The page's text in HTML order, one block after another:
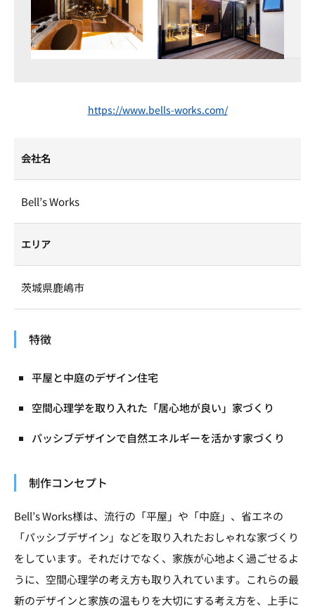
https://www.bells-works.com/
会社名
Bell’s Works
エリア
茨城県鹿嶋市
特徴
平屋と中庭のデザイン住宅
空間心理学を取り入れた「居心地が良い」家づくり
パッシブデザインで自然エネルギーを活かす家づくり
制作コンセプト
Bell’s Works様は、流行の「平屋」や「中庭」、省エネの
「パッシブデザイン」などを取り入れたおしゃれな家づくり
をしています。それだけでなく、家族が心地よく過ごせるよ
うに、空間心理学の考え方も取り入れています。これらの最
新のデザインと家族の温もりを大切にする考え方を、上手に